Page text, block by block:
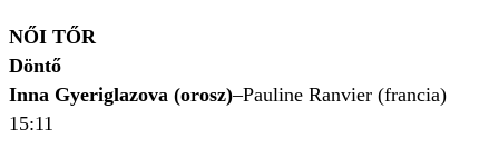
NŐI TŐR
Döntő
Inna Gyeriglazova (orosz)–Pauline Ranvier (francia)
15:11